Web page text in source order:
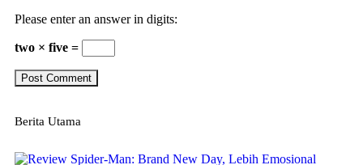
Please enter an answer in digits:
two × five =
Berita Utama